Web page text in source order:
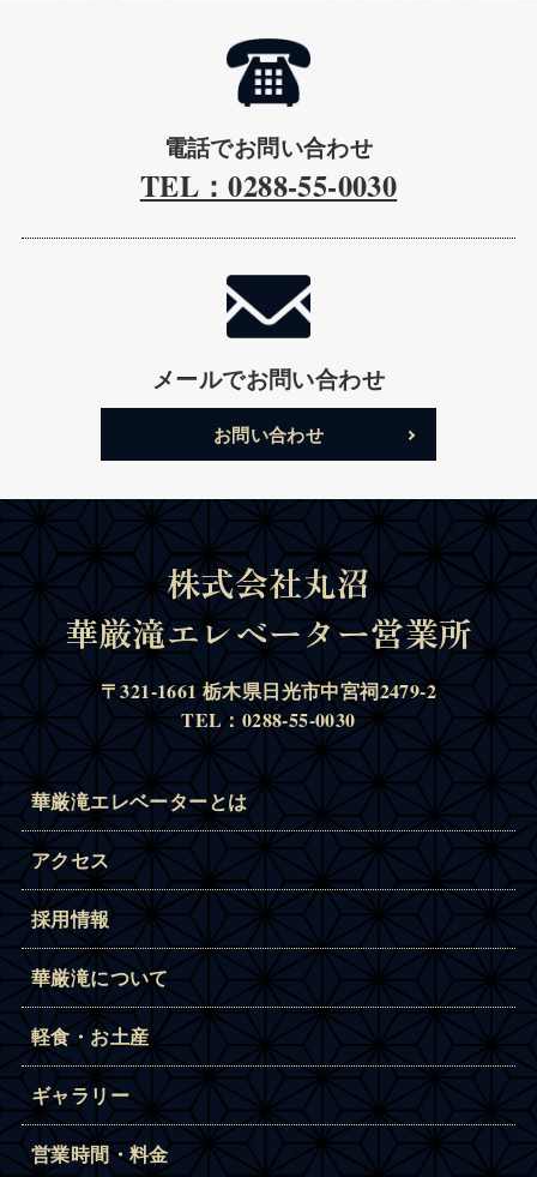
電話でお問い合わせ
TEL：0288-55-0030
メールでお問い合わせ
お問い合わせ
株式会社丸沼
華厳滝エレベーター営業所
〒321-1661 栃木県日光市中宮祠2479-2
TEL：0288-55-0030
華厳滝エレベーターとは
アクセス
採用情報
華厳滝について
軽食・お土産
ギャラリー
営業時間・料金